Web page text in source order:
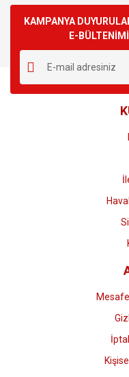
kullanarak tarafımıza
Görüş ve önerileriniz
Ürün resmi
Ürün açıklamasında
Ürün bilgilerinde
Ürün fiyatı diğer
KAMPANYA
E-